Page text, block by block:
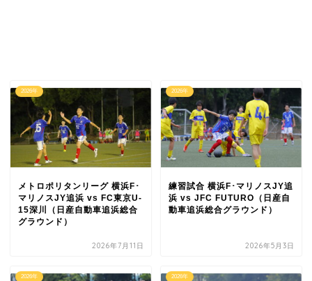
2026年
メトロポリタンリーグ 横浜F･
マリノスJY追浜 vs FC東京U-
15深川（日産自動車追浜総合
グラウンド）
2026年7月11日
2026年
練習試合 横浜F･マリノスJY追
浜 vs JFC FUTURO（日産自
動車追浜総合グラウンド）
2026年5月3日
2026年 2026年